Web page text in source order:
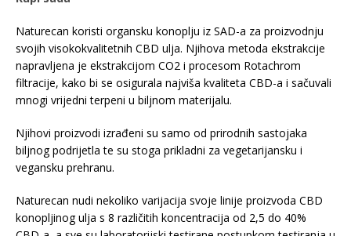
Naturecan koristi organsku konoplju iz SAD-a za proizvodnju
svojih visokokvalitetnih CBD ulja. Njihova metoda ekstrakcije
napravljena je ekstrakcijom CO2 i procesom Rotachrom
filtracije, kako bi se osigurala najviša kvaliteta CBD-a i sačuvali
mnogi vrijedni terpeni u biljnom materijalu.
Njihovi proizvodi izrađeni su samo od prirodnih sastojaka
biljnog podrijetla te su stoga prikladni za vegetarijansku i
vegansku prehranu.
Naturecan nudi nekoliko varijacija svoje linije proizvoda CBD
konopljinog ulja s 8 različitih koncentracija od 2,5 do 40%